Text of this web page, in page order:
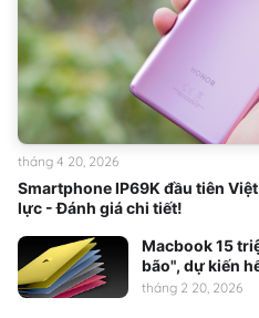
Smartphone IP69K đầu tiên
lực - Đánh giá chi tiết!
tháng 4 20, 2026
Macbook 15
bão", dự kiến
tháng 2 20, 2026